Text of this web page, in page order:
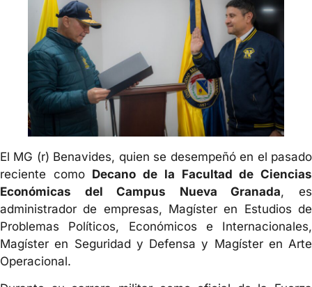
El MG (r) Benavides, quien se desempeñó en el pasado
reciente como Decano de la Facultad de Ciencias
Económicas del Campus Nueva Granada, es
administrador de empresas, Magíster en Estudios de
Problemas Políticos, Económicos e Internacionales,
Magíster en Seguridad y Defensa y Magíster en Arte
Operacional.